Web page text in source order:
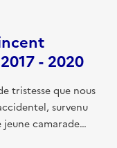
- 2020
tristesse que nous
survenu
camarade